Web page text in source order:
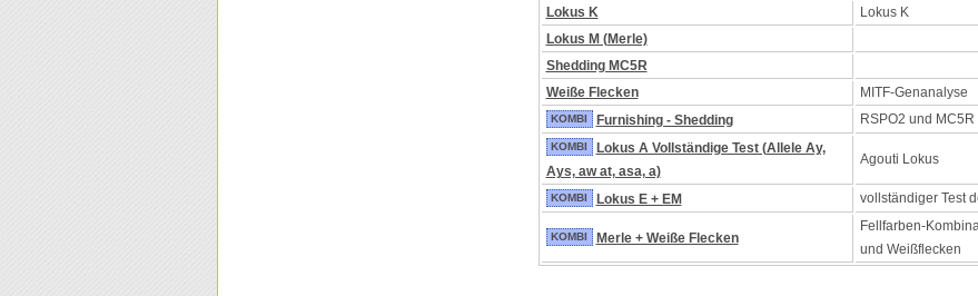
Lokus K
Lokus K
Lokus M (Merle)
Shedding MC5R
Weiße Flecken
MITF-Genanalyse
KOMBI Furnishing - Shedding RSPO2 und MC5R
KOMBI
Lokus A Vollständige Test (Allele Ay,
Ays, aw at, asa, a)
Agouti Lokus
KOMBI Lokus E + EM vollständiger Test
KOMBI Merle + Weiße Flecken
Fellfarben-
und Weißflecken